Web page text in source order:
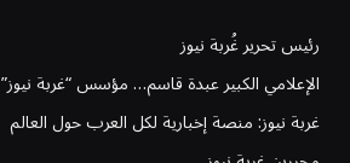
رئيس تحرير غُربة نيوز
الإعلامي الكبير عبدة قاسم… مؤسس “غربة نيوز”
غربة نيوز: منصة إخبارية لكل العرب حول العالم